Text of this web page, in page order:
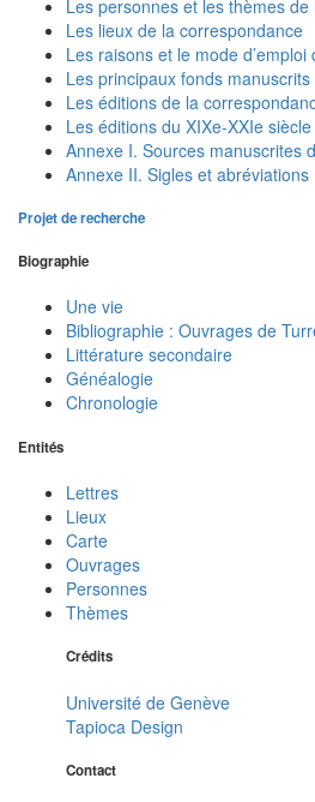
Les personnes et les thèmes
Les lieux de la correspondance
Les raisons et le mode d’emploi
Les principaux fonds manuscrits
Les éditions de la
Les éditions du XIXe-XXIe siècle
Annexe I. Sources manuscrites
Annexe II. Sigles et abréviations
Projet de recherche
Biographie
Une vie
Bibliographie : Ouvrages de
Littérature secondaire
Généalogie
Chronologie
Entités
Lettres
Lieux
Carte
Ouvrages
Personnes
Thèmes
Crédits
Université de Genève
Tapioca Design
Contact